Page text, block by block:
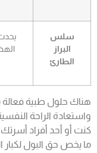
سلس
البراز
الطارئ
هناك حلول طبية
واستعادة الراحة
كنت أو أحد أفراد
ما يخص حق البول